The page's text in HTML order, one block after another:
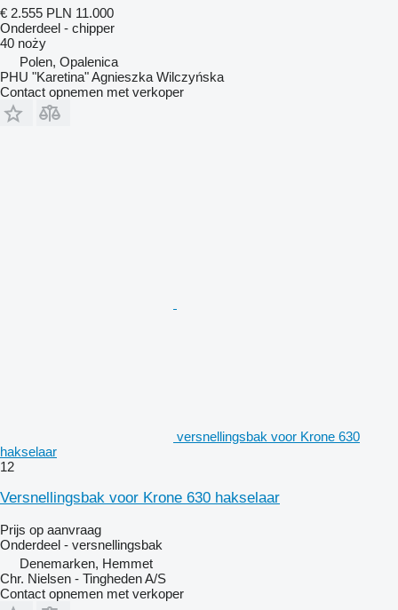
€ 2.555 PLN 11.000
Onderdeel - chipper
40 noży
Polen, Opalenica
PHU "Karetina" Agnieszka Wilczyńska
Contact opnemen met verkoper
versnellingsbak voor Krone 630
hakselaar
12
Versnellingsbak voor Krone 630 hakselaar
Prijs op aanvraag
Onderdeel - versnellingsbak
Denemarken, Hemmet
Chr. Nielsen - Tingheden A/S
Contact opnemen met verkoper